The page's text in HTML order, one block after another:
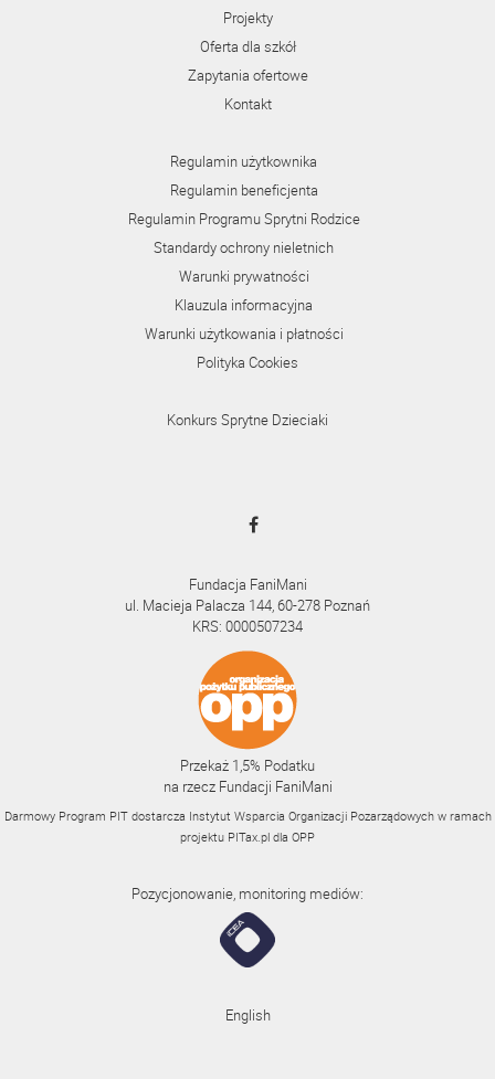
Projekty
Oferta dla szkół
Zapytania ofertowe
Kontakt
Regulamin użytkownika
Regulamin beneficjenta
Regulamin Programu Sprytni Rodzice
Standardy ochrony nieletnich
Warunki prywatności
Klauzula informacyjna
Warunki użytkowania i płatności
Polityka Cookies
Konkurs Sprytne Dzieciaki
Fundacja FaniMani
ul. Macieja Palacza 144, 60-278 Poznań
KRS: 0000507234
Przekaż 1,5% Podatku
na rzecz Fundacji FaniMani
Darmowy Program PIT dostarcza Instytut Wsparcia Organizacji Pozarządowych w ramach
projektu PITax.pl dla OPP
Pozycjonowanie, monitoring mediów:
English